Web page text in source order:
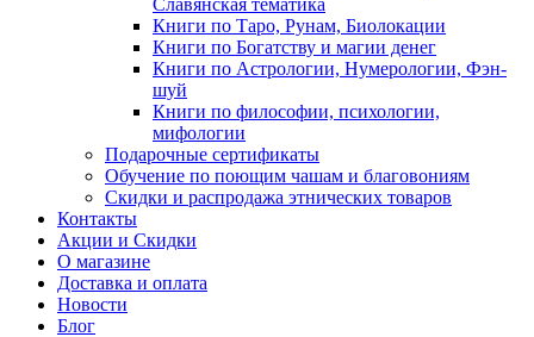
Славянская тематика
Книги по Таро, Рунам, Биолокации
Книги по Богатству и магии денег
Книги по Астрологии, Нумерологии, Фэн-
шуй
Книги по философии, психологии,
мифологии
Подарочные сертификаты
Обучение по поющим чашам и благовониям
Скидки и распродажа этнических товаров
Контакты
Акции и Скидки
О магазине
Доставка и оплата
Новости
Блог